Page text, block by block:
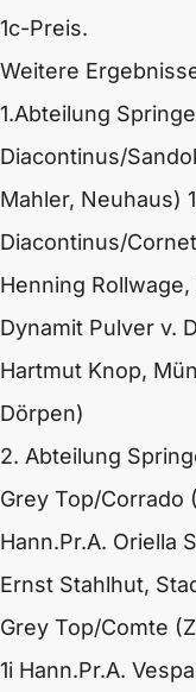
1c-Preis.
Weitere
1.Abteilung
Diacontinus/
Mahler, Neuhaus)
Diacontinus/
Henning
Dynamit Pulver v.
Hartmut Knop,
Dörpen)
2. Abteilung
Grey Top/Corrado
Hann.Pr.A. Oriella
Ernst Stahlhut,
Grey Top/Comte
1i Hann.Pr.A.